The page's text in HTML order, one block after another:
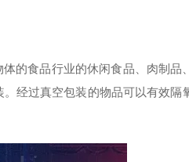
的食品行业的休闲食品、肉制品
经过真空包装的物品可以有效隔